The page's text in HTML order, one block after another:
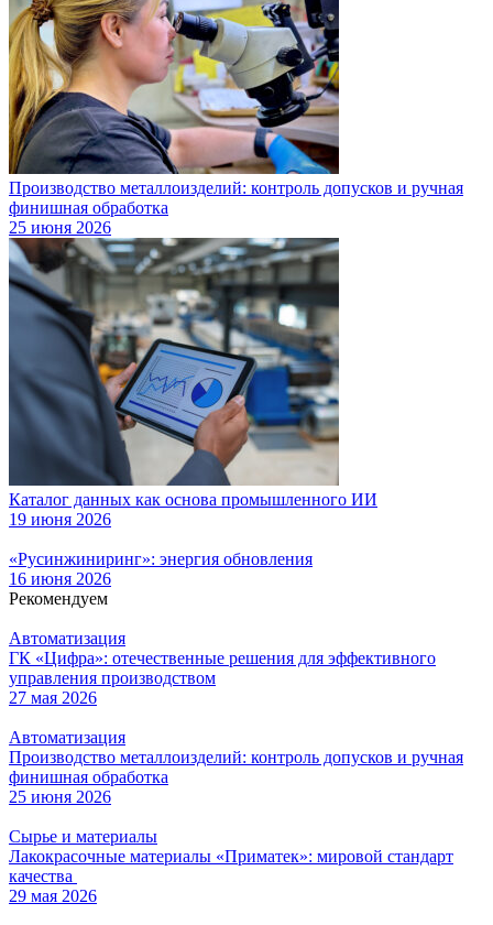
Производство металлоизделий: контроль допусков и ручная
финишная обработка
25 июня 2026
Каталог данных как основа промышленного ИИ
19 июня 2026
«Русинжиниринг»: энергия обновления
16 июня 2026
Рекомендуем
Автоматизация
ГК «Цифра»: отечественные решения для эффективного
управления производством
27 мая 2026
Автоматизация
Производство металлоизделий: контроль допусков и ручная
финишная обработка
25 июня 2026
Сырье и материалы
Лакокрасочные материалы «Приматек»: мировой стандарт
качества
29 мая 2026